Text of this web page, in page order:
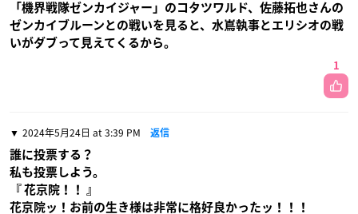
「機界戦隊ゼンカイジャー」のコタツワルド、佐藤拓也さんの
ゼンカイブルーンとの戦いを見ると、水嶌執事とエリシオの戦
いがダブって見えてくるから。
1
2024年5月24日 at 3:39 PM 返信
誰に投票する？
私も投票しよう。
『 花京院！！ 』
花京院ッ！お前の生き様は非常に格好良かったッ！！！